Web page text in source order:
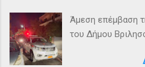
Άμεση επέμβαση
του Δήμου